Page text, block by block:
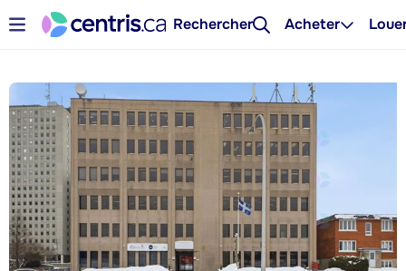
Rechercher Acheter